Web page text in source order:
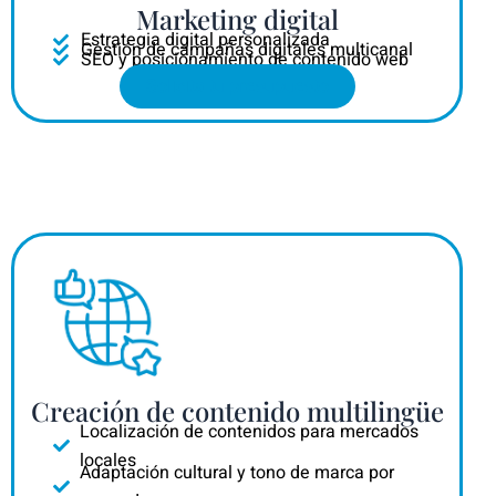
Marketing digital
Estrategia digital personalizada
Gestión de campañas digitales multicanal
SEO y posicionamiento de contenido web
Creación de contenido multilingüe
Localización de contenidos para mercados
locales
Adaptación cultural y tono de marca por